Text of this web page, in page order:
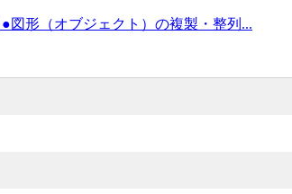
図形（オブジェクト）の複製・整列...